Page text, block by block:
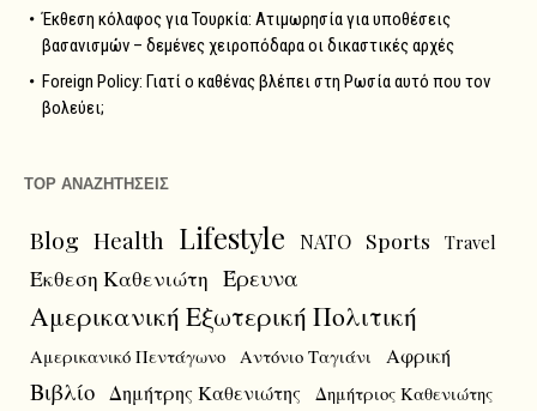
Έκθεση κόλαφος για Τουρκία: Ατιμωρησία για υποθέσεις
βασανισμών – δεμένες χειροπόδαρα οι δικαστικές αρχές
Foreign Policy: Γιατί ο καθένας βλέπει στη Ρωσία αυτό που τον
βολεύει;
TOP ΑΝΑΖΗΤΗΣΕΙΣ
Blog Health Lifestyle NATO Sports Travel
Έκθεση Καθενιώτη Έρευνα
Αμερικανική Εξωτερική Πολιτική
Αμερικανικό Πεντάγωνο Αντόνιο Ταγιάνι Αφρική
Βιβλίο Δημήτρης Καθενιώτης Δημήτριος Καθενιώτης